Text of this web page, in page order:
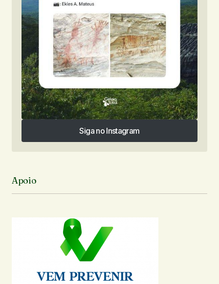
Siga no Instagram
Siga no Instagram
Apoio